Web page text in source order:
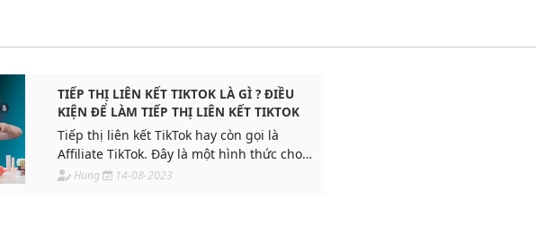
TIẾP THỊ LIÊN KẾT TIKTOK LÀ GÌ ? ĐIỀU
KIỆN ĐỂ LÀM TIẾP THỊ LIÊN KẾT TIKTOK
Tiếp thị liên kết TikTok hay còn gọi là
Affiliate TikTok. Đây là một hình thức cho
phép nhà sáng tạo nội dung, KOC/KOL
Hung 14-08-2023